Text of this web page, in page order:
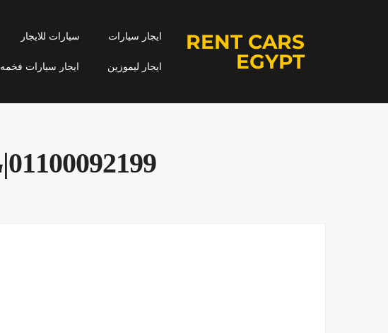
RENT CARS
EGYPT
ايجار سيارات سيارات للايجار
ايجار ليموزين ايجار سيارات فخمه
01100092199|،سعر ايجار فان مرسيدس2022